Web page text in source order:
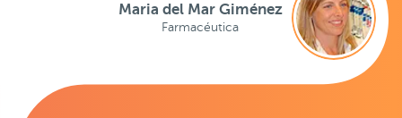
Maria del Mar Giménez
Farmacéutica